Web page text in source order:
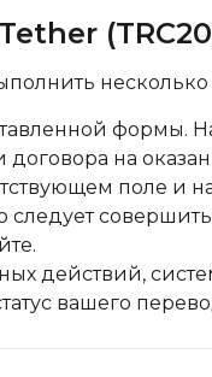
несколько
формы.
на
поле и
следует
действий,
вашего